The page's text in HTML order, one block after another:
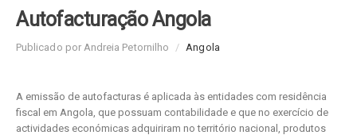
Autofacturação Angola
Publicado por Andreia Petornilho / Angola
A emissão de autofacturas é aplicada às entidades com residência
fiscal em Angola, que possuam contabilidade e que no exercício de
actividades económicas adquiriram no território nacional, produtos